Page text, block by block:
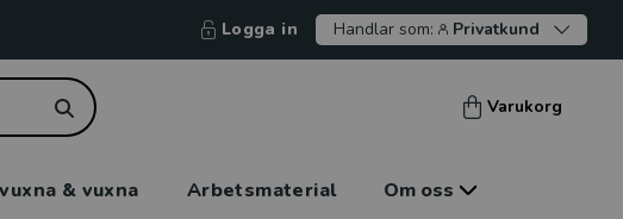
Logga in Handlar som: Privatkund
Varukorg
& vuxna Arbetsmaterial Om oss